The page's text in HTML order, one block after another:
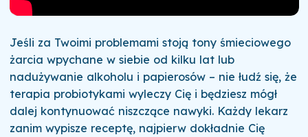
Jeśli za Twoimi problemami stoją tony śmieciowego
żarcia wpychane w siebie od kilku lat lub
nadużywanie alkoholu i papierosów – nie łudź się, że
terapia probiotykami wyleczy Cię i będziesz mógł
dalej kontynuować niszczące nawyki. Każdy lekarz
zanim wypisze receptę, najpierw dokładnie Cię